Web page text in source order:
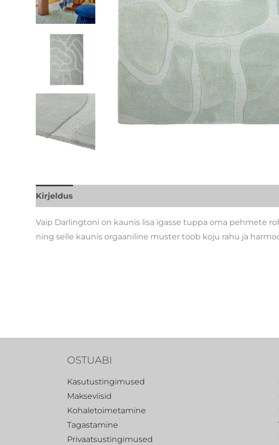
Kirjeldus
Vaip Darlingtoni on kaunis lisa igasse tuppa oma pehmete
ning selle kaunis orgaaniline muster toob koju rahu ja
OSTUABI
Kasutustingimused
Makseviisid
Kohaletoimetamine
Tagastamine
Privaatsustingimused